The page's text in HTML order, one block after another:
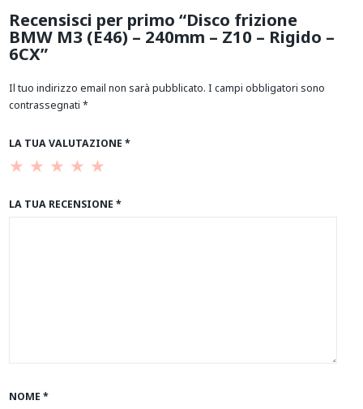
Recensisci per primo “Disco frizione
BMW M3 (E46) – 240mm – Z10 – Rigido –
6CX”
Il tuo indirizzo email non sarà pubblicato. I campi obbligatori sono
contrassegnati *
LA TUA VALUTAZIONE *
LA TUA RECENSIONE *
NOME *